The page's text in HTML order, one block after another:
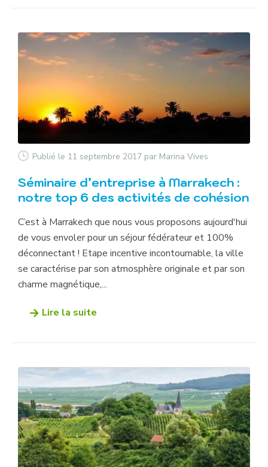
Publié le 11 septembre 2017 par Marina Vives
Séminaire d’entreprise à Marrakech :
notre top 6 des activités de cohésion
C’est à Marrakech que nous vous proposons aujourd'hui
de vous envoler pour un séjour fédérateur et 100%
déconnectant ! Etape incentive incontournable, la ville
se caractérise par son atmosphère originale et par son
charme magnétique,...
Lire la suite